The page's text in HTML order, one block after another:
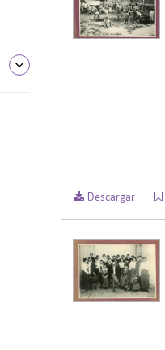
Descargar